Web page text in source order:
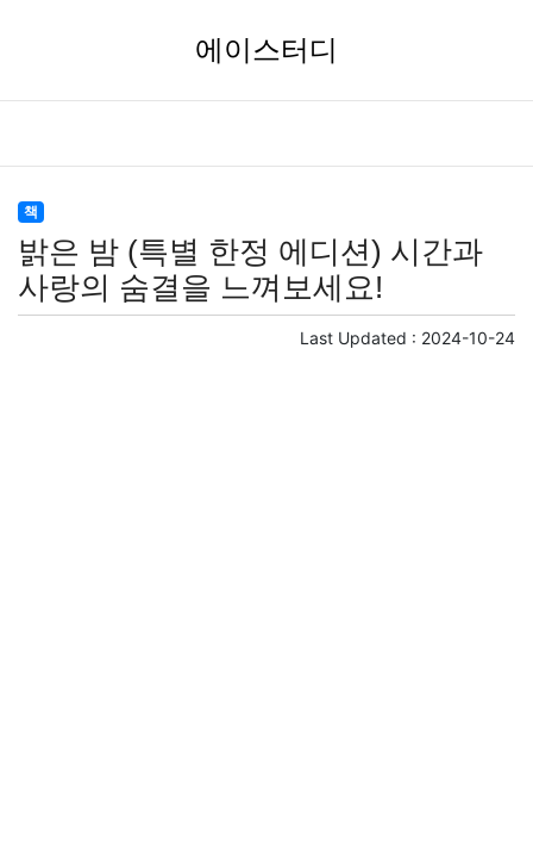
에이스터디
책
밝은 밤 (특별 한정 에디션) 시간과
사랑의 숨결을 느껴보세요!
Last Updated : 2024-10-24